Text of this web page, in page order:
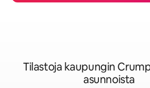
Tilastoja kaupungin
asunnoista